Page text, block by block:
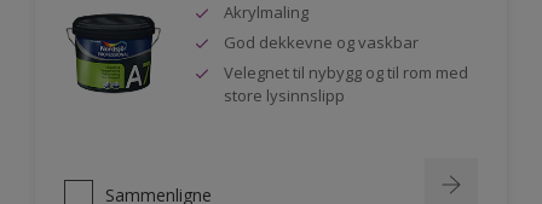
Akrylmaling
God dekkevne og vaskbar
Velegnet til nybygg og til rom med
store lysinnslipp
Sammenligne